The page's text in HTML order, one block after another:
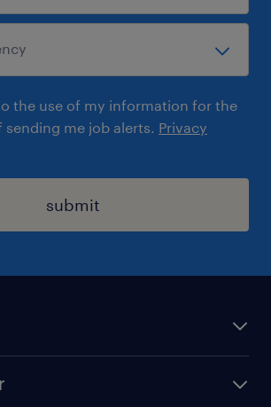
prohlédnout kompletní
the use of my information for the
sending me job alerts. Privacy
submit